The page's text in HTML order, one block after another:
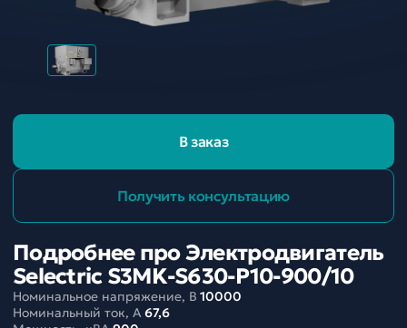
В заказ
Получить консультацию
Подробнее про Электродвигатель
Selectric S3MK-S630-P10-900/10
Номинальное напряжение, В 10000
Номинальный ток, A67,6